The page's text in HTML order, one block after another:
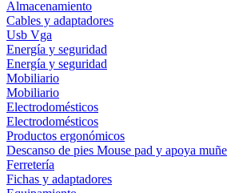
Almacenamiento
Cables y adaptadores
Usb Vga
Energía y seguridad
Energía y seguridad
Mobiliario
Mobiliario
Electrodomésticos
Electrodomésticos
Productos ergonómicos
Descanso de pies Mouse pad y apoya
Ferretería
Fichas y adaptadores